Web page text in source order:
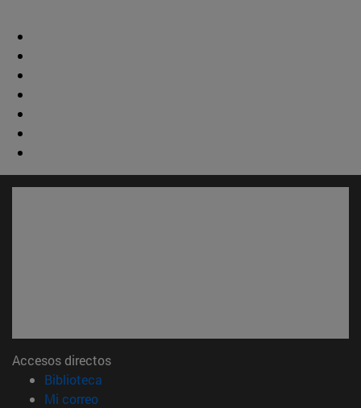
Accesos directos
Biblioteca
Mi correo(abre en nueva ventana)